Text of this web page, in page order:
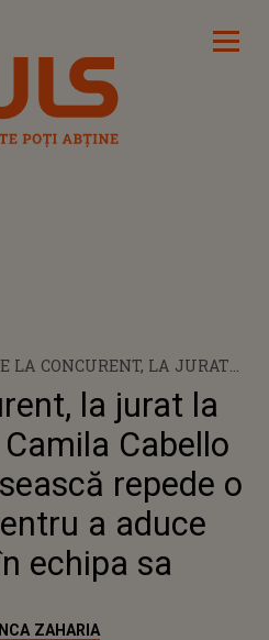
LA CONCURENT, LA JURAT
LA „THE VOICE”! CAMILA
TREBUIE SĂ
REPEDE O STRATEGIE
A ADUCE VICTORIA ÎN
SA
la jurat la
Camila Cabello
repede o
a aduce
echipa sa
ZAHARIA